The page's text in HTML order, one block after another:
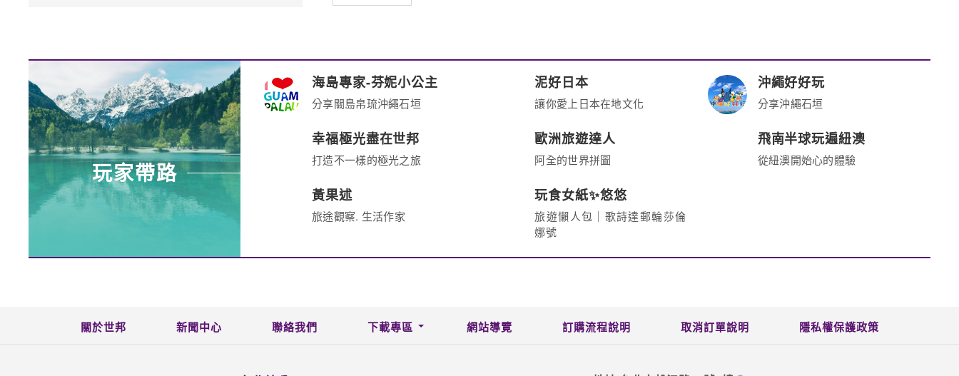
玩家帶路
海島專家-芬妮小公主
分享關島帛琉沖繩石垣
泥好日本
讓你愛上日本在地文化
沖繩好好玩
分享沖繩石垣
幸福極光盡在世邦
打造不一樣的極光之旅
歐洲旅遊達人
阿全的世界拼圖
飛南半球玩遍紐澳
從紐澳開始心的體驗
黃果述
旅途觀察. 生活作家
玩食女紙✨悠悠
旅遊懶人包｜歌詩達郵輪莎倫
娜號
關於世邦 新聞中心 聯絡我們 下載專區 網站導覽 訂購流程說明 取消訂單說明 隱私權保護政策